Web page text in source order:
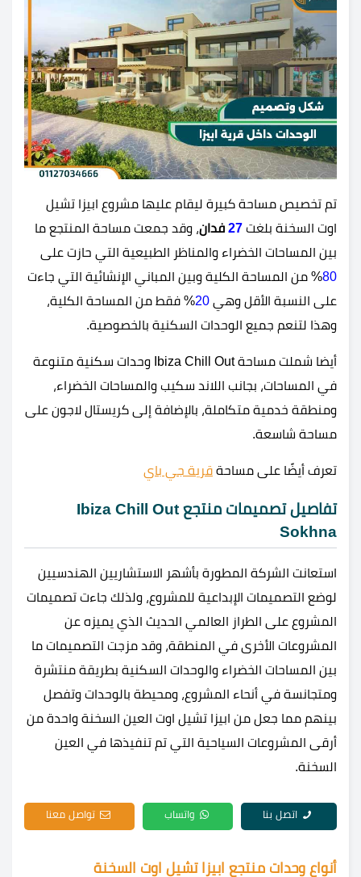
تم تخصيص مساحة كبيرة ليقام عليها مشروع ابيزا تشيل
اوت السخنة بلغت 27 فدان، وقد جمعت مساحة المنتجع ما
بين المساحات الخضراء والمناظر الطبيعية التي حازت على
80% من المساحة الكلية وبين المباني الإنشائية التي جاءت
على النسبة الأقل وهي 20% فقط من المساحة الكلية،
وهذا لتنعم جميع الوحدات السكنية بالخصوصية.
أيضا شملت مساحة Ibiza Chill Out وحدات سكنية متنوعة
في المساحات، بجانب اللاند سكيب والمساحات الخضراء،
ومنطقة خدمية متكاملة، بالإضافة إلى كريستال لاجون على
مساحة شاسعة.
تعرف أيضًا على مساحة قرية جي باي
تفاصيل تصميمات منتجع Ibiza Chill Out
Sokhna
استعانت الشركة المطورة بأشهر الاستشاريين الهندسيين
لوضع التصميمات الإبداعية للمشروع، ولذلك جاءت تصميمات
المشروع على الطراز العالمي الحديث الذي يميزه عن
المشروعات الأخرى في المنطقة، وقد مزجت التصميمات ما
بين المساحات الخضراء والوحدات السكنية بطريقة منتشرة
ومتجانسة في أنحاء المشروع، ومحيطة بالوحدات وتفصل
بينهم مما جعل من ابيزا تشيل اوت العين السخنة واحدة من
أرقى المشروعات السياحية التي تم تنفيذها في العين
السخنة.
اتصل بنا واتساب تواصل معنا
أنواع وحدات منتجع ابيزا تشيل اوت السخنة